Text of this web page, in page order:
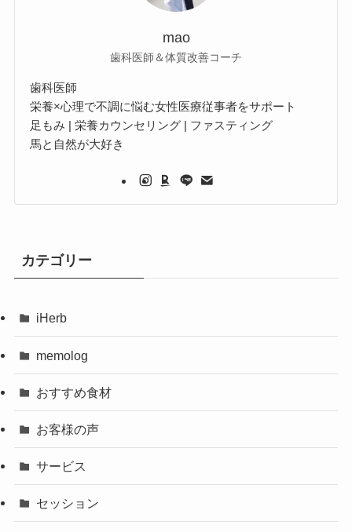
mao
歯科医師＆体質改善コーチ
歯科医師
栄養×心理で不調に悩む女性医療従事者をサポート
足もみ | 栄養カウンセリング | ファスティング
馬と自然が大好き
カテゴリー
iHerb
memolog
おすすめ食材
お客様の声
サービス
セッション